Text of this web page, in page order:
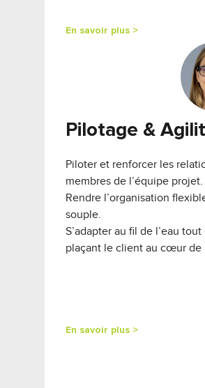
En savoir plus >
Pilotage &
Piloter et renforcer les
membres de l’équipe projet.
Rendre l’organisation
souple.
S’adapter au fil de l’eau tout
plaçant le client au cœur de
En savoir plus >